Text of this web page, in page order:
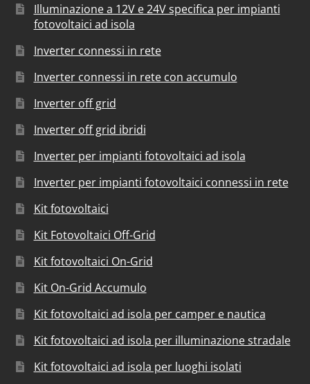
Illuminazione a 12V e 24V specifica per impianti
fotovoltaici ad isola
Inverter connessi in rete
Inverter connessi in rete con accumulo
Inverter off grid
Inverter off grid ibridi
Inverter per impianti fotovoltaici ad isola
Inverter per impianti fotovoltaici connessi in rete
Kit fotovoltaici
Kit Fotovoltaici Off-Grid
Kit fotovoltaici On-Grid
Kit On-Grid Accumulo
Kit fotovoltaici ad isola per camper e nautica
Kit fotovoltaici ad isola per illuminazione stradale
Kit fotovoltaici ad isola per luoghi isolati